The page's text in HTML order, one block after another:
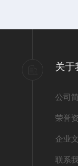
关于
公司
荣誉
企业
联系